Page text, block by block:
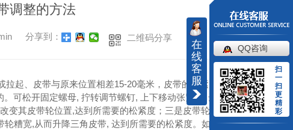
调整的方法
分享到： 二维码分享
起、皮带与原来位置相差15-20毫米，皮带的松紧度视为
可松开固定螺母, 拧转调节螺钉, 上下移动张紧轮, 达到所
变其皮带轮位置,达到所需要的松紧度；三是皮带轮由两半
糟宽,从而升降三角皮带, 达到所需要的松紧度。如皮带严
在
线
客
服
QQ咨询
扫
一
扫
更
精
彩